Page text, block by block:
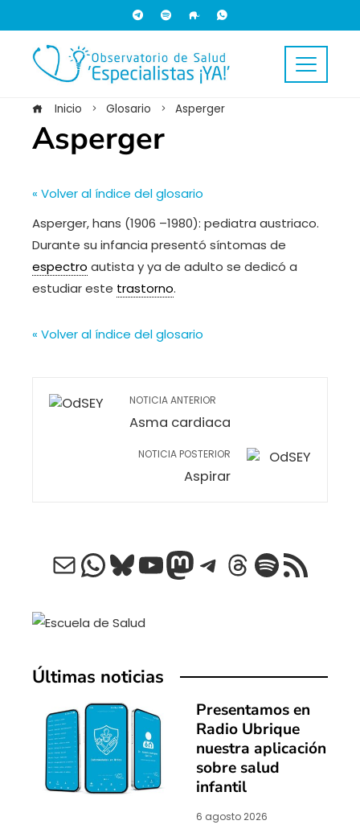
Inicio Glosario Asperger
Asperger
« Volver al índice del glosario
Asperger, hans (1906 –1980): pediatra austriaco.
Durante su infancia presentó síntomas de
espectro autista y ya de adulto se dedicó a
estudiar este trastorno.
« Volver al índice del glosario
NOTICIA ANTERIOR
Asma cardiaca
NOTICIA POSTERIOR
Aspirar
Correo electrónico
WhatsApp
Bluesky
YouTube
Mastodon
Telegram
Threads
Spotify
Feed RSS
Últimas noticias
Presentamos en
Radio Ubrique
nuestra aplicación
sobre salud
infantil
6 agosto 2026